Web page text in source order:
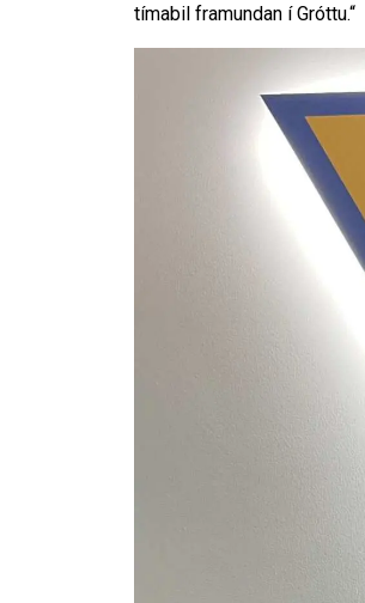
tímabil framundan í Gróttu.“